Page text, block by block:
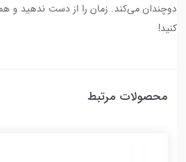
دوچندان می‌کند. زمان را از دست ندهید و
کنید!
محصولات مرتبط